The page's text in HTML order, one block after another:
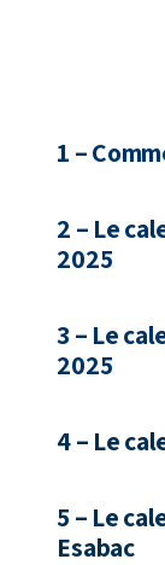
1 –
2 – Le
2025
3 – Le
2025
4 – Le
5 – Le
Esabac